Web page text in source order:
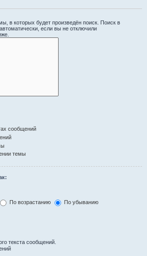
в которых будет произведён поиск. Поиск в
если вы не отключили
сообщений
темы
По возрастанию
По убыванию
текста сообщений.